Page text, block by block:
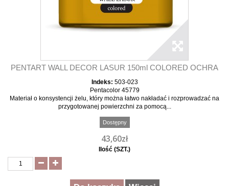
PENTART WALL DECOR LASUR 150ml COLORED OCHRA
Indeks: 503-023
Pentacolor 45779
Materiał o konsystencji żelu, który można łatwo nakładać i rozprowadzać na
przygotowanej powierzchni za pomocą...
Dostępny
43,60zł
Ilość (SZT.)